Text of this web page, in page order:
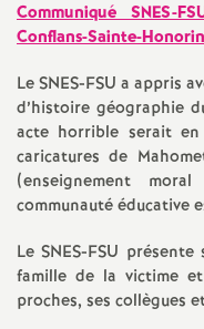
Communiqué SNES-
Conflans-Sainte-
Le SNES-FSU a appris
d’histoire géographie
acte horrible serait
caricatures de
(enseignement
communauté éducative
Le SNES-FSU
famille de la victime
proches, ses collègues